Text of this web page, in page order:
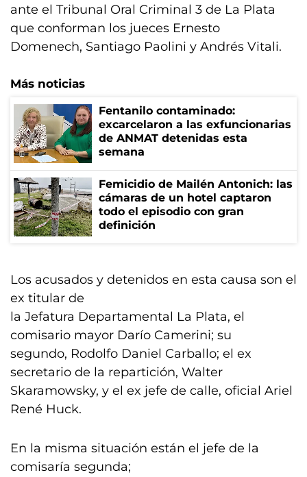
ante el Tribunal Oral Criminal 3 de La Plata
que conforman los jueces Ernesto
Domenech, Santiago Paolini y Andrés Vitali.
Más noticias
Fentanilo contaminado:
excarcelaron a las exfuncionarias
de ANMAT detenidas esta
semana
Femicidio de Mailén Antonich: las
cámaras de un hotel captaron
todo el episodio con gran
definición
Los acusados y detenidos en esta causa son el
ex titular de
la Jefatura Departamental La Plata, el
comisario mayor Darío Camerini; su
segundo, Rodolfo Daniel Carballo; el ex
secretario de la repartición, Walter
Skaramowsky, y el ex jefe de calle, oficial Ariel
René Huck.
En la misma situación están el jefe de la
comisaría segunda;